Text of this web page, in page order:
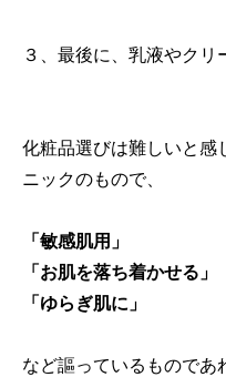
３、最後に、乳液やクリ
化粧品選びは難しいと感
ニックのもので、
「敏感肌用」
「お肌を落ち着かせる」
「ゆらぎ肌に」
など謳っているものであ